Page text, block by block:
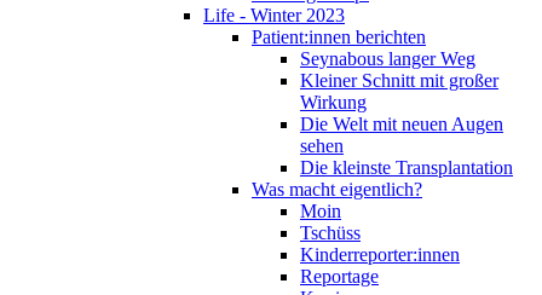
Life - Winter 2023
Patient:innen berichten
Seynabous langer Weg
Kleiner Schnitt mit großer
Wirkung
Die Welt mit neuen Augen
sehen
Die kleinste Transplantation
Was macht eigentlich?
Moin
Tschüss
Kinderreporter:innen
Reportage